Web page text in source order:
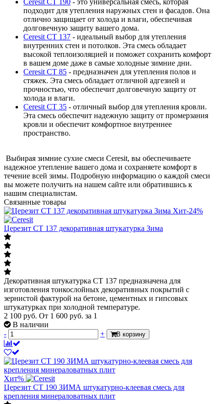
подходит для утепления наружных стен и фасадов. Она
отлично защищает от холода и влаги, обеспечивая
долговечную защиту вашего дома.
Ceresit CT 137 - идеальный выбор для утепления
внутренних стен и потолков. Эта смесь обладает
высокой теплоизоляцией и поможет сохранить комфорт
в вашем доме даже в самые холодные зимние дни.
Ceresit CT 85 - предназначен для утепления полов и
стяжек. Эта смесь обладает отличной адгезией и
прочностью, что обеспечит долговечную защиту от
холода и влаги.
Ceresit CT 35 - отличный выбор для утепления кровли.
Эта смесь обеспечит надежную защиту от промерзания
кровли и обеспечит комфортное внутреннее
пространство.
Выбирая зимние сухие смеси Ceresit, вы обеспечиваете
надежное утепление вашего дома и сохраняете комфорт в
течение всей зимы. Подробную информацию о каждой смеси
вы можете получить на нашем сайте или обратившись к
нашим специалистам.
Связанные товары
Хит-24%
Церезит СТ 137 декоративная штукатурка Зима
Декоративная штукатурка CT 137 предназначена для
изготовления тонкослойных декоративных покрытий с
зернистой фактурой на бетоне, цементных и гипсовых
штукатурках при холодной температуре.
2 100 руб. От 1 600 руб. за 1
В наличии
-
+ В корзину
Хит%
Церезит СТ 190 ЗИМА штукатурно-клеевая смесь для
крепления минераловатных плит